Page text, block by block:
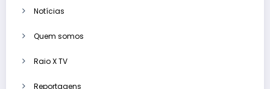
Notícias
Quem somos
Raio X TV
Reportagens